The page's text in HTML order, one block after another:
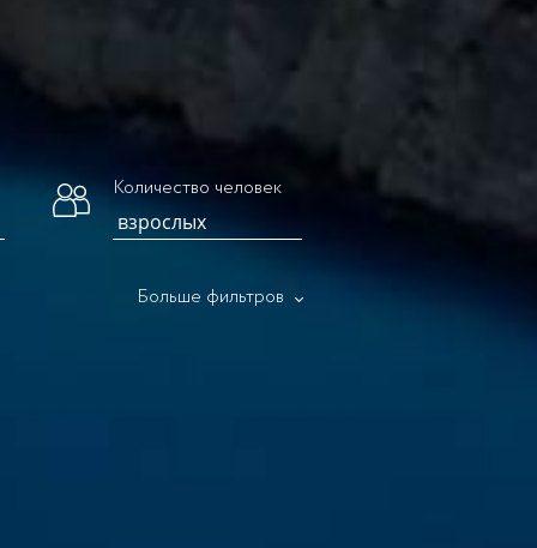
Количество человек
Больше фильтров